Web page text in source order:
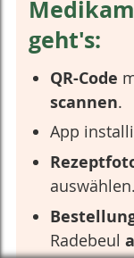
geht's:
QR-Code
scannen.
App
auswählen.
Radebeul